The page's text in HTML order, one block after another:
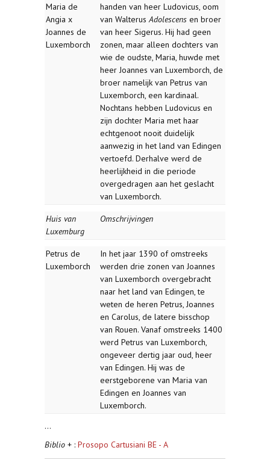
Maria de
Angia x
Joannes de
Luxemborch
handen van heer Ludovicus, oom
van WalterusAdolescens en broer
van heer Sigerus. Hij had geen
zonen, maar alleen dochters van
wie de oudste, Maria, huwde met
heer Joannes van Luxemborch, de
broer namelijk van Petrus van
Luxemborch, een kardinaal.
Nochtans hebben Ludovicus en
zijn dochter Maria met haar
echtgenoot nooit duidelijk
aanwezig in het land van Edingen
vertoefd. Derhalve werd de
heerlijkheid in die periode
overgedragen aan het geslacht
van Luxemborch.
Huis van
Luxemburg
Omschrijvingen
Petrus de
Luxemborch
In het jaar 1390 of omstreeks
werden drie zonen van Joannes
van Luxemborch overgebracht
naar het land van Edingen, te
weten de heren Petrus, Joannes
en Carolus, de latere bisschop
van Rouen. Vanaf omstreeks 1400
werd Petrus van Luxemborch,
ongeveer dertig jaar oud, heer
van Edingen. Hij was de
eerstgeborene van Maria van
Edingen en Joannes van
Luxemborch.
...
Biblio + : Prosopo Cartusiani BE - A